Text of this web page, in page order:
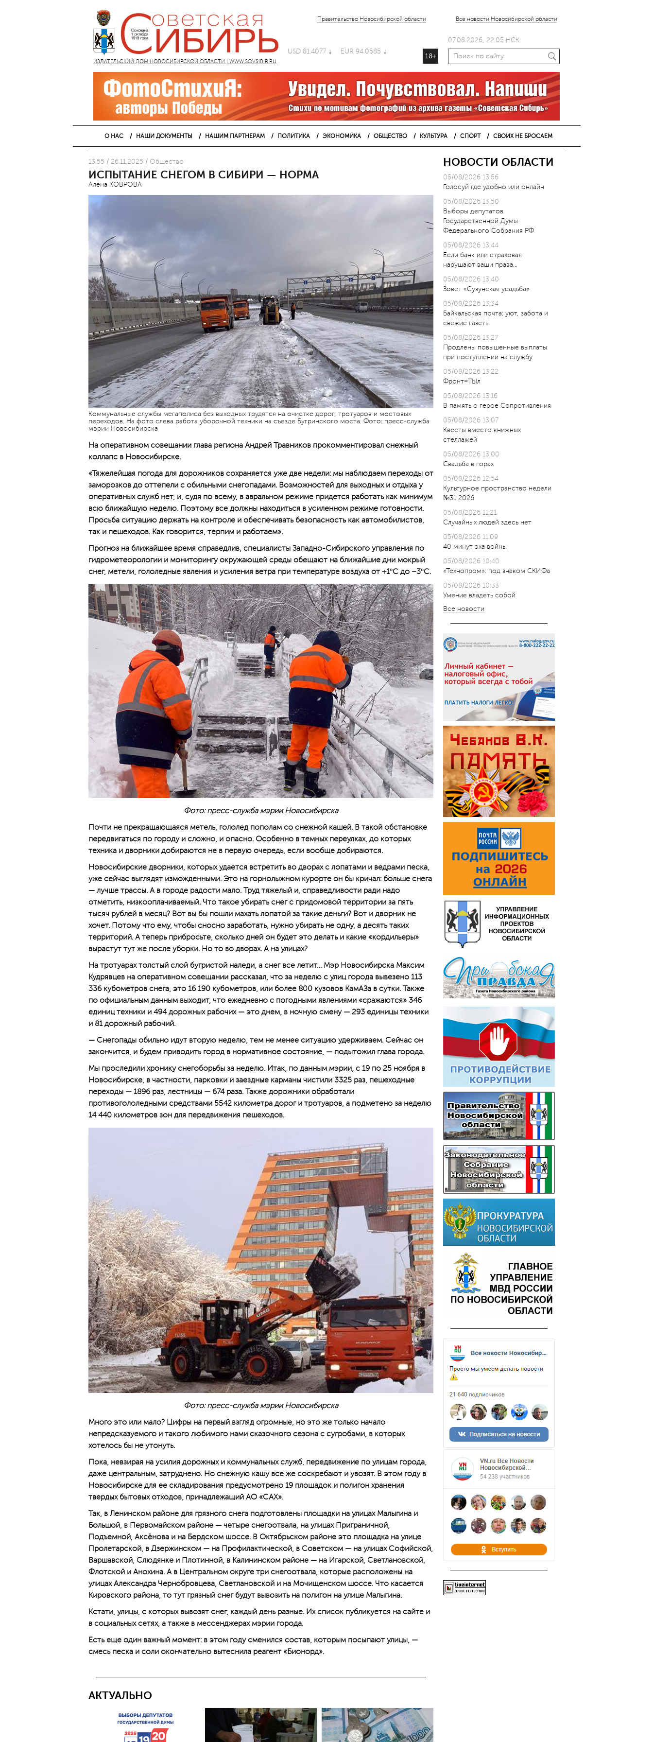
ИЗДАТЕЛЬСКИЙ ДОМ НОВОСИБИРСКОЙ ОБЛАСТИ | WWW.SOVSIBIR.RU
Правительство Новосибирской области Все новости Новосибирской области
USD 81.4077 EUR 94.0585
18+
07.08.2026, 22.05 НСК
О НАС НАШИ ДОКУМЕНТЫ НАШИМ ПАРТНЕРАМ ПОЛИТИКА ЭКОНОМИКА ОБЩЕСТВО КУЛЬТУРА СПОРТ СВОИХ НЕ БРОСАЕМ
13:55 / 26.11.2025 / Общество
ИСПЫТАНИЕ СНЕГОМ В СИБИРИ — НОРМА
Алёна КОВРОВА
Коммунальные службы мегаполиса без выходных трудятся на очистке дорог, тротуаров и мостовых
переходов. На фото слева работа уборочной техники на съезде Бугринского моста. Фото: пресс-служба
мэрии Новосибирска
На оперативном совещании глава региона Андрей Травников прокомментировал снежный
коллапс в Новосибирске.
«Тяжелейшая погода для дорожников cохраняется уже две недели: мы наблюдаем переходы от
заморозков до оттепели с обильными снегопадами. Возможностей для выходных и отдыха у
оперативных служб нет, и, судя по всему, в авральном режиме придется работать как минимум
всю ближайшую неделю. Поэтому все должны находиться в усиленном режиме готовности.
Просьба ситуацию держать на контроле и обеспечивать безопасность как автомобилистов,
так и пешеходов. Как говорится, терпим и работаем».
Прогноз на ближайшее время справедлив, специалисты Западно-Сибирского управления по
гидрометеорологии и мониторингу окружающей среды обещают на ближайшие дни мокрый
снег, метели, гололедные явления и усиления ветра при температуре воздуха от +1°С до –3°С.
Фото: пресс-служба мэрии Новосибирска
Почти не прекращающаяся метель, гололед пополам со снежной кашей. В такой обстановке
передвигаться по городу и сложно, и опасно. Особенно в темных переулках, до которых
техника и дворники добираются не в первую очередь, если вообще добираются.
Новосибирские дворники, которых удается встретить во дворах с лопатами и ведрами песка,
уже сейчас выглядят изможденными. Это на горнолыжном курорте он бы кричал: больше снега
— лучше трассы. А в городе радости мало. Труд тяжелый и, справедливости ради надо
отметить, низкооплачиваемый. Что такое убирать снег с придомовой территории за пять
тысяч рублей в месяц? Вот вы бы пошли махать лопатой за такие деньги? Вот и дворник не
хочет. Потому что ему, чтобы сносно заработать, нужно убирать не одну, а десять таких
территорий. А теперь прибросьте, сколько дней он будет это делать и какие «кордильеры»
вырастут тут же после уборки. Но то во дворах. А на улицах?
На тротуарах толстый слой бугристой наледи, а снег все летит… Мэр Новосибирска Максим
Кудрявцев на оперативном совещании рассказал, что за неделю с улиц города вывезено 113
336 кубометров снега, это 16 190 кубометров, или более 800 кузовов КамАЗа в сутки. Также
по официальным данным выходит, что ежедневно с погодными явлениями «сражаются» 346
единиц техники и 494 дорожных рабочих — это днем, в ночную смену — 293 единицы техники
и 81 дорожный рабочий.
— Снегопады обильно идут вторую неделю, тем не менее ситуацию удерживаем. Сейчас он
закончится, и будем приводить город в нормативное состояние, — подытожил глава города.
Мы проследили хронику снегоборьбы за неделю. Итак, по данным мэрии, с 19 по 25 ноября в
Новосибирске, в частности, парковки и заездные карманы чистили 3325 раз, пешеходные
переходы — 1896 раз, лестницы — 674 раза. Также дорожники обработали
противогололедными средствами 5542 километра дорог и тротуаров, а подметено за неделю
14 440 километров зон для передвижения пешеходов.
Фото: пресс-служба мэрии Новосибирска
Много это или мало? Цифры на первый взгляд огромные, но это же только начало
непредсказуемого и такого любимого нами сказочного сезона с сугробами, в которых
хотелось бы не утонуть.
Пока, невзирая на усилия дорожных и коммунальных служб, передвижение по улицам города,
даже центральным, затруднено. Но снежную кашу все же соскребают и увозят. В этом году в
Новосибирске для ее складирования предусмотрено 19 площадок и полигон хранения
твердых бытовых отходов, принадлежащий АО «САХ».
Так, в Ленинском районе для грязного снега подготовлены площадки на улицах Малыгина и
Большой, в Первомайском районе — четыре снегоотвала, на улицах Приграничной,
Подъемной, Аксёнова и на Бердском шоссе. В Октябрьском районе это площадка на улице
Пролетарской, в Дзержинском — на Профилактической, в Советском — на улицах Софийской,
Варшавской, Слюдянке и Плотинной, в Калининском районе — на Игарской, Светлановской,
Флотской и Анохина. А в Центральном округе три снегоотвала, которые расположены на
улицах Александра Чернобровцева, Светлановской и на Мочищенском шоссе. Что касается
Кировского района, то тут грязный снег будут вывозить на полигон на улице Малыгина.
Кстати, улицы, с которых вывозят снег, каждый день разные. Их список публикуется на сайте и
в социальных сетях, а также в мессенджерах мэрии города.
Есть еще один важный момент: в этом году сменился состав, которым посыпают улицы, —
смесь песка и соли окончательно вытеснила реагент «Бионорд».
АКТУАЛЬНО
НОВОСТИ ОБЛАСТИ
05/08/2026 13:56
Голосуй где удобно или онлайн
05/08/2026 13:50
Выборы депутатов
Государственной Думы
Федерального Собрания РФ
05/08/2026 13:44
Если банк или страховая
нарушают ваши права…
05/08/2026 13:40
Зовет «Сузунская усадьба»
05/08/2026 13:34
Байкальская почта: уют, забота и
свежие газеты
05/08/2026 13:27
Продлены повышенные выплаты
при поступлении на службу
05/08/2026 13:22
Фронт=ТЫл
05/08/2026 13:16
В память о герое Сопротивления
05/08/2026 13:07
Квесты вместо книжных
стеллажей
05/08/2026 13:00
Свадьба в горах
05/08/2026 12:54
Культурное пространство недели
№31 2026
05/08/2026 11:21
Случайных людей здесь нет
05/08/2026 11:09
40 минут эха войны
05/08/2026 10:40
«Технопром»: под знаком СКИФа
05/08/2026 10:33
Умение владеть собой
Все новости